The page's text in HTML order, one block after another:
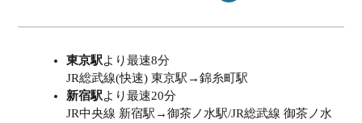
東京駅より最速8分
JR総武線(快速) 東京駅→錦糸町駅
新宿駅より最速20分
JR中央線 新宿駅→御茶ノ水駅/JR総武線 御茶ノ水